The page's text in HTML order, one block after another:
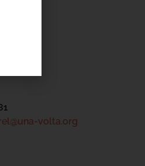
volta.org